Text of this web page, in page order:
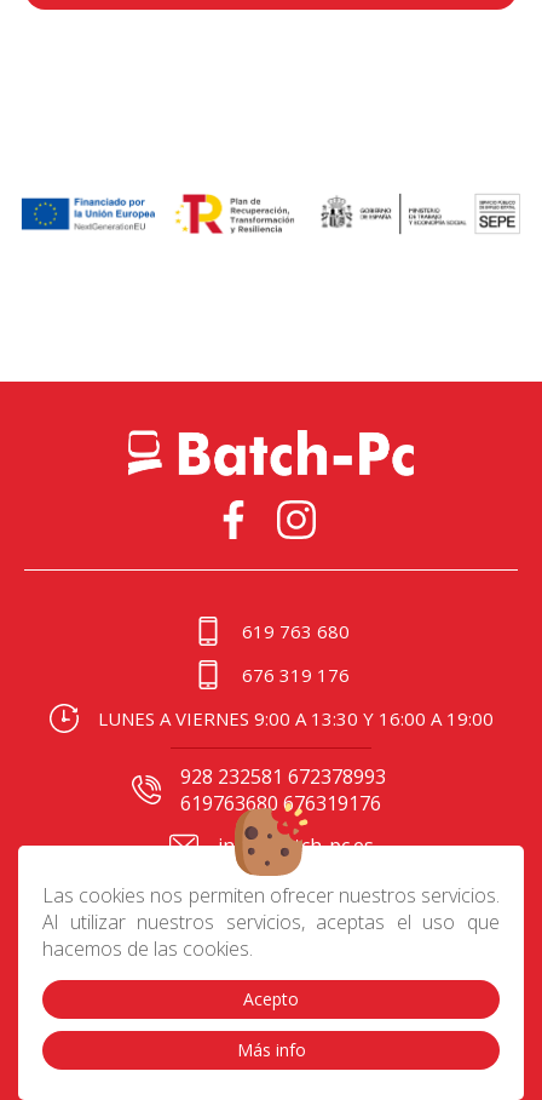
Las cookies nos permiten ofrecer nuestros servicios.
Al utilizar nuestros servicios, aceptas el uso que
hacemos de las cookies.
Acepto
Más info
619 763 680
676 319 176
LUNES A VIERNES 9:00 A 13:30 Y 16:00 A 19:00
928 232581 672378993
619763680 676319176
info@batch-pc.es
C/ Gral. Mas de Gaminde
24 35006, Las Palmas
Contacto Aviso Legal|Política de privacidad
|
Preguntas frecuentes|Envíos|Devoluciones|
Condiciones de compra